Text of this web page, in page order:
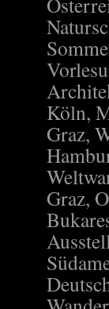
Köln,
Graz,
Graz,